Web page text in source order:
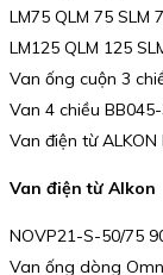
LM75 QLM 75 SLM
LM125 QLM 125
Van ống cuộn 3
Van 4 chiều
Van điện từ
Van điện từ Alkon
NOVP21-S-50/75
Van ống dòng